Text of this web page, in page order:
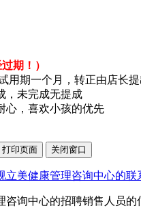
期！）
用期一个月，转正由店长
，未完成无提成
心，喜欢小孩的优先
美健康管理咨询中心的联
询中心的招聘销售人员的